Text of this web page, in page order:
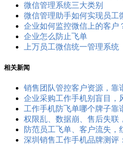
微信管理系统三大类别
微信管理助手如何实现员工
企业如何监控微信上的客户
企业怎么防止飞单
上万员工微信统一管理系统
相关新闻
销售团队管控客户资源，靠
企业采购工作手机别盲目，
工作手机防飞单哪个牌子靠
权限乱、数据崩、售后失联
防范员工飞单、客户流失，
深圳销售工作手机品牌测评